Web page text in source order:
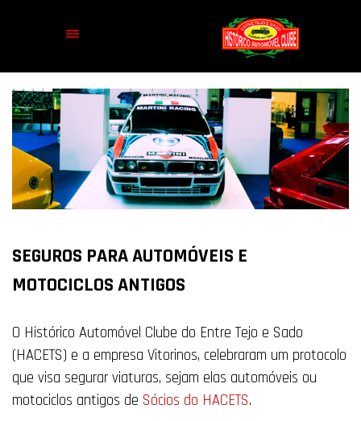
SEGUROS PARA AUTOMÓVEIS E
MOTOCICLOS ANTIGOS
O Histórico Automóvel Clube do Entre Tejo e Sado
(HACETS) e a empresa Vitorinos, celebraram um protocolo
que visa segurar viaturas, sejam elas automóveis ou
motociclos antigos de Sócios do HACETS.